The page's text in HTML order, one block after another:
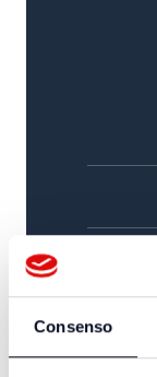
Consenso